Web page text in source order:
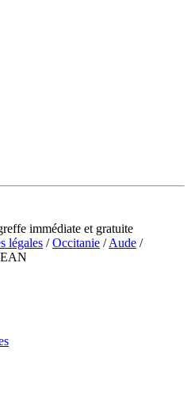
immédiate et gratuite
légales /Occitanie /Aude /